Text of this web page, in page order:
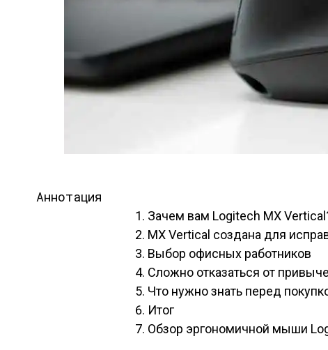
Аннотация
Зачем вам Logitech MX
MX Vertical создана для
Выбор офисных работников
Сложно отказаться от
Что нужно знать перед
Итог
Обзор эргономичной мыши